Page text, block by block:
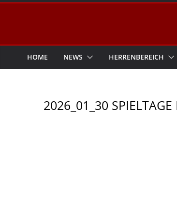
Zum
HOME NEWS HERRENBEREICH
2026_01_30 SPIELTAGE